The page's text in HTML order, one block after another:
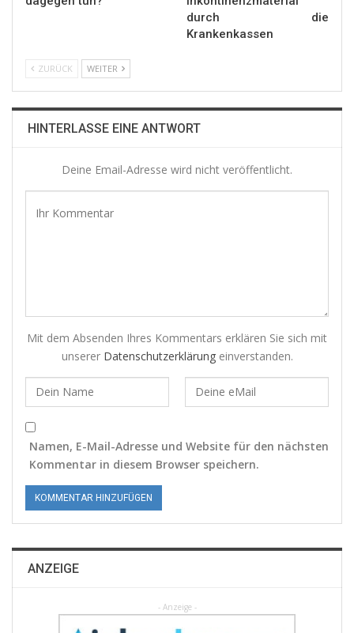
durch die
Krankenkassen
ZURÜCK WEITER
HINTERLASSE EINE ANTWORT
Deine Email-Adresse wird nicht veröffentlicht.
Mit dem Absenden Ihres Kommentars erklären Sie sich mit
unserer Datenschutzerklärungeinverstanden.
Namen, E-Mail-Adresse und Website für den nächsten
Kommentar in diesem Browser speichern.
ANZEIGE
- Anzeige -